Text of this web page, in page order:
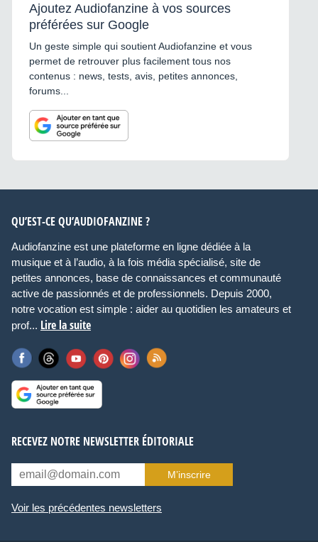
Ajoutez Audiofanzine à vos sources
préférées sur Google
Un geste simple qui soutient Audiofanzine et vous
permet de retrouver plus facilement tous nos
contenus : news, tests, avis, petites annonces,
forums...
QU’EST-CE QU’AUDIOFANZINE ?
Audiofanzine est une plateforme en ligne dédiée à la
musique et à l’audio, à la fois média spécialisé, site de
petites annonces, base de connaissances et communauté
active de passionnés et de professionnels. Depuis 2000,
notre vocation est simple : aider au quotidien les amateurs et
prof... Lire la suite
RECEVEZ NOTRE NEWSLETTER ÉDITORIALE
M’inscrire
Voir les précédentes newsletters